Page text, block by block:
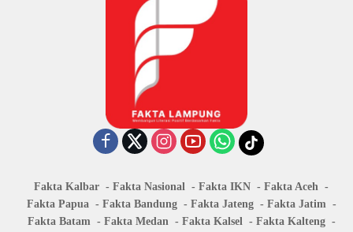
Fakta Kalbar Fakta Nasional Fakta IKN
Fakta Aceh
Fakta Papua
Fakta Bandung Fakta Jateng
Fakta Jatim
Fakta Batam
Fakta Medan Fakta Kalsel Fakta Kalteng